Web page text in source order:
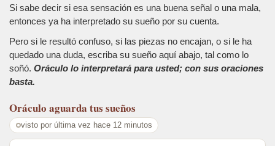
Si sabe decir si esa sensación es una buena señal o una mala,
entonces ya ha interpretado su sueño por su cuenta.
Pero si le resultó confuso, si las piezas no encajan, o si le ha
quedado una duda, escriba su sueño aquí abajo, tal como lo
soñó. Oráculo lo interpretará para usted; con sus oraciones
basta.
Oráculo aguarda tus sueños
visto por última vez hace 12 minutos